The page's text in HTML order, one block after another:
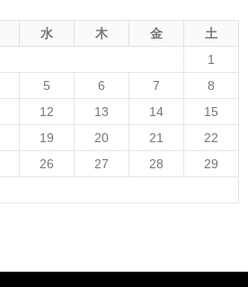
水 木 金
土
1
5 6 7
8
12 13 14
15
19 20 21
22
26 27 28
29